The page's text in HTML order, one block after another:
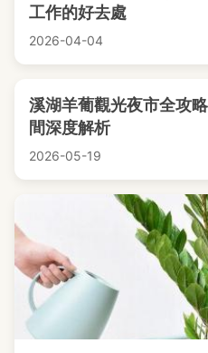
工作的好去處
2026-04-04
溪湖羊葡觀光夜市全攻
間深度解析
2026-05-19